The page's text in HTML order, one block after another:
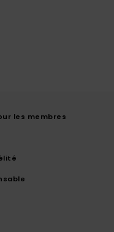
les membres